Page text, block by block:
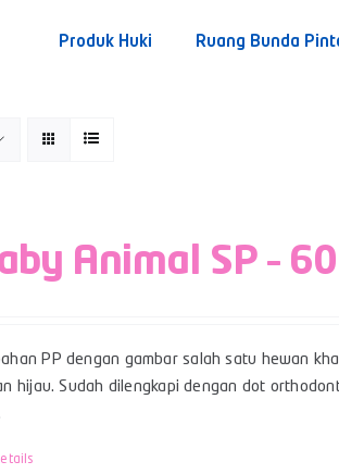
Produk Huki Ruang Bunda
Animal SP – 60
PP dengan gambar salah satu hewan
hijau. Sudah dilengkapi dengan dot